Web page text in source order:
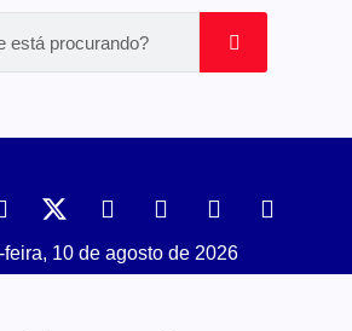
10 de agosto de 2026